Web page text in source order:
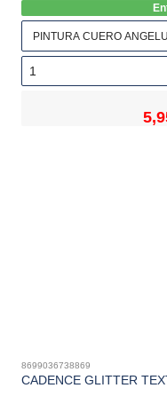
8699036738869
CADENCE GLITTER